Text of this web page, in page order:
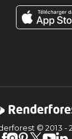
© 2013 -